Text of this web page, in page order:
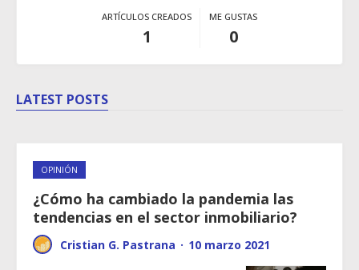
ARTÍCULOS CREADOS
1
ME GUSTAS
0
LATEST POSTS
OPINIÓN
¿Cómo ha cambiado la pandemia las
tendencias en el sector inmobiliario?
Cristian G. Pastrana · 10 marzo 2021